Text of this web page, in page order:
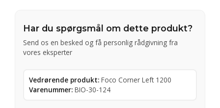
Har du spørgsmål om dette produkt?
Send os en besked og få personlig rådgivning fra
vores eksperter
Vedrørende produkt: Foco Corner Left 1200
Varenummer: BIO-30-124